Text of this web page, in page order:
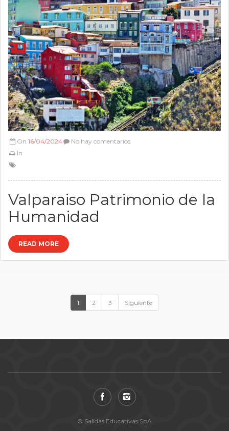
On 16/04/2024
In
No hay comentarios
Valparaiso Patrimonio de la
Humanidad
READ MORE
1 2 3 Siguiente
© Salidas Educativas SpA